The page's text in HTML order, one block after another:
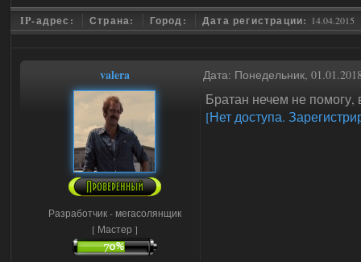
IP-адрес: Страна: Город: Дата регистрации: 14.04.2015
valera Дата: Понедельник,
Разработчик - мегасолянщик
[ Мастер ]
Братан нечем не
[Нет доступа.